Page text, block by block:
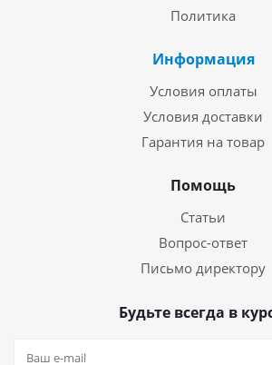
Политика
Информация
Условия оплаты
Условия доставки
Гарантия на товар
Помощь
Статьи
Вопрос-ответ
Письмо директору
Будьте всегда в